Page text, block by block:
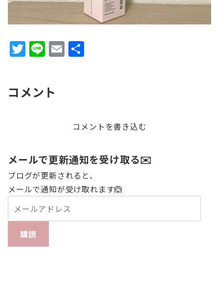
T
w
te
Li
n
E
m
コメント
コメントを書き込む
メールで更新通知を受け取る✉️
ブログが更新されると、
メールで通知が受け取れます🙆
購読